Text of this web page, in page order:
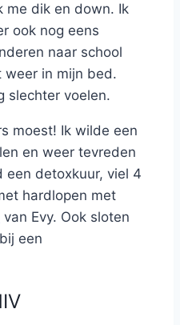
me dik en down. Ik
ook nog eens
naar school
weer in mijn bed.
slechter voelen.
moest! Ik wilde een
en weer tevreden
een detoxkuur, viel 4
hardlopen met
van Evy. Ook sloten
een